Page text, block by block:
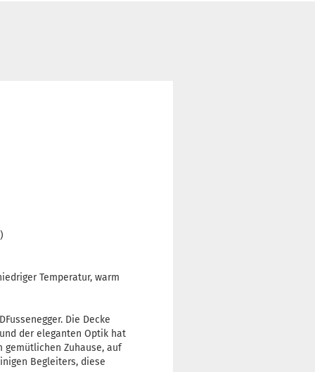
Temperatur, warm
Die Decke
der eleganten Optik hat
gemütlichen Zuhause, auf
Begleiters, diese